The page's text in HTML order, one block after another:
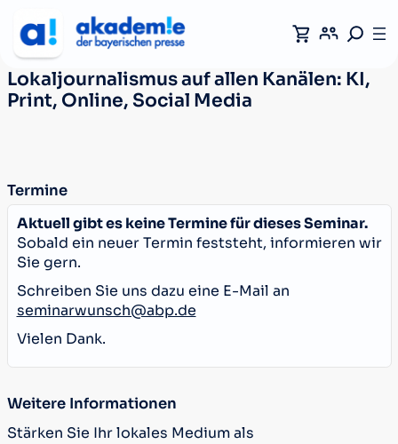
Lokaljournalismus auf allen Kanälen: KI,
Print, Online, Social Media
Termine
Aktuell gibt es keine Termine für dieses Seminar.
Sobald ein neuer Termin feststeht, informieren wir
Sie gern.
Schreiben Sie uns dazu eine E-Mail an
seminarwunsch@abp.de
Vielen Dank.
Weitere Informationen
Stärken Sie Ihr lokales Medium als